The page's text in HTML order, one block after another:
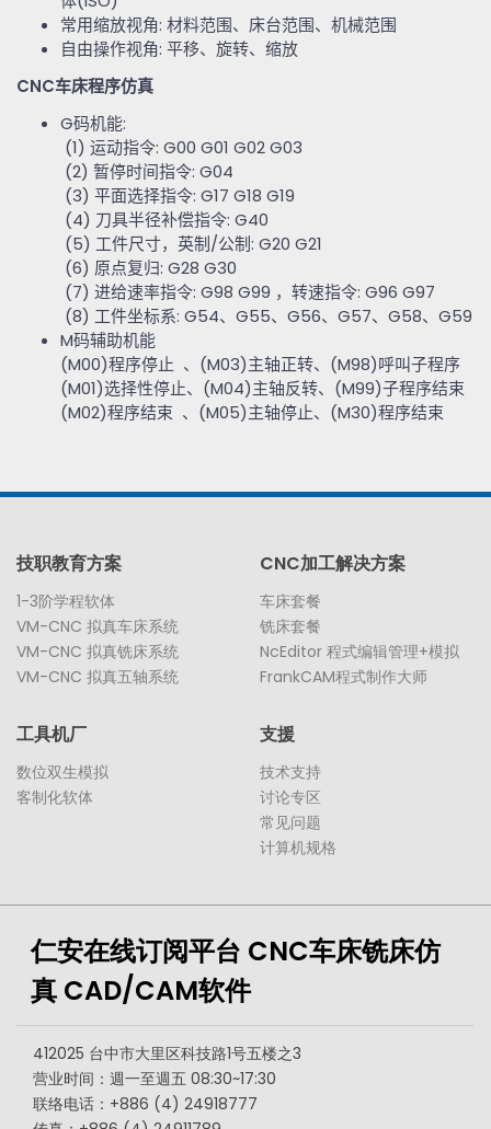
常用缩放视角: 材料范围、床台范围、机械范围
自由操作视角: 平移、旋转、缩放
CNC车床程序仿真
G码机能:
(1) 运动指令: G00 G01 G02 G03
(2) 暂停时间指令: G04
(3) 平面选择指令: G17 G18 G19
(4) 刀具半径补偿指令: G40
(5) 工件尺寸，英制/公制: G20 G21
(6) 原点复归: G28 G30
(7) 进给速率指令: G98 G99 ，转速指令: G96 G97
(8) 工件坐标系: G54、 G55、 G56、 G57、 G58、 G59
M码辅助机能
(M00)程序停止 、 (M03)主轴正转、 (M98)呼叫子程序
(M01)选择性停止、 (M04)主轴反转、 (M99)子程序结束
(M02)程序结束 、 (M05)主轴停止、 (M30)程序结束
技职教育方案
1-3阶学程软体
VM-CNC 拟真车床系统
VM-CNC 拟真铣床系统
VM-CNC 拟真五轴系统
CNC加工解决方案
车床套餐
铣床套餐
NcEditor 程式编辑管理+模拟
FrankCAM程式制作大师
工具机厂
数位双生模拟
客制化软体
支援
技术支持
讨论专区
常见问题
计算机规格
仁安在线订阅平台 CNC车床铣床仿
真 CAD/CAM软件
412025 台中市大里区科技路1号五楼之3
营业时间：週一至週五 08:30~17:30
联络电话：+886 (4) 24918777